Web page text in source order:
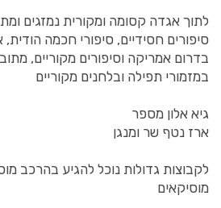
לתוך אגדה קסומה ומקורית נמזגים
סיפורים חסידיים, סיפורי חכמה
בדרום אמריקה וסיפורים מקוריים,
במזמורי תפילה ובלחנים מקוריים
גיא אלון מספר
ארז נטף שר ומנגן
מוסיקאים